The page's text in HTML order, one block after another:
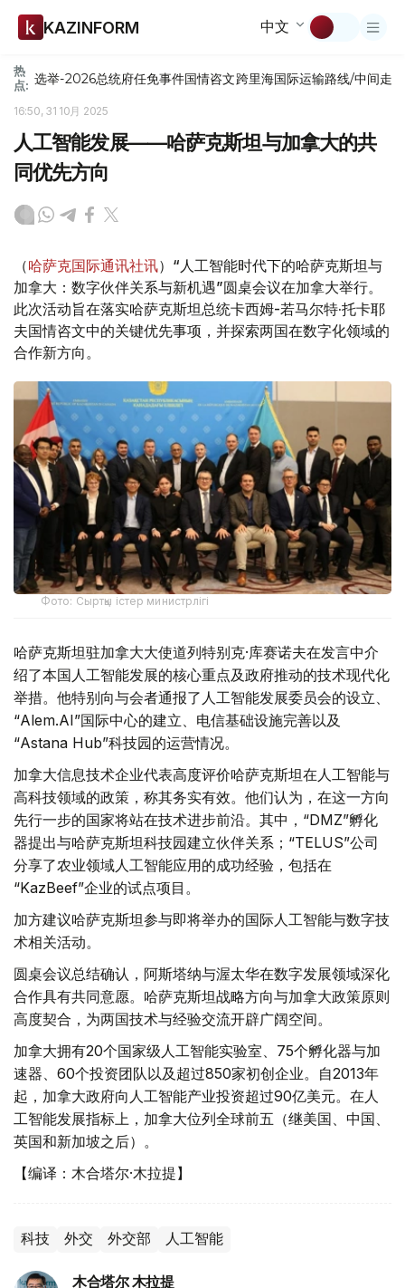
KAZINFORM 中文
热
点: 选举-2026总统府任免事件国情咨文跨里海国际运输路线/中间走廊
16:50, 31 10月 2025
人工智能发展——哈萨克斯坦与加拿大的共
同优先方向
（哈萨克国际通讯社讯）“人工智能时代下的哈萨克斯坦与
加拿大：数字伙伴关系与新机遇”圆桌会议在加拿大举行。
此次活动旨在落实哈萨克斯坦总统卡西姆-若马尔特·托卡耶
夫国情咨文中的关键优先事项，并探索两国在数字化领域的
合作新方向。
Фото: Сыртқы істер министрлігі
哈萨克斯坦驻加拿大大使道列特别克·库赛诺夫在发言中介
绍了本国人工智能发展的核心重点及政府推动的技术现代化
举措。他特别向与会者通报了人工智能发展委员会的设立、
“Alem.AI”国际中心的建立、电信基础设施完善以及
“Astana Hub”科技园的运营情况。
加拿大信息技术企业代表高度评价哈萨克斯坦在人工智能与
高科技领域的政策，称其务实有效。他们认为，在这一方向
先行一步的国家将站在技术进步前沿。其中，“DMZ”孵化
器提出与哈萨克斯坦科技园建立伙伴关系；“TELUS”公司
分享了农业领域人工智能应用的成功经验，包括在
“KazBeef”企业的试点项目。
加方建议哈萨克斯坦参与即将举办的国际人工智能与数字技
术相关活动。
圆桌会议总结确认，阿斯塔纳与渥太华在数字发展领域深化
合作具有共同意愿。哈萨克斯坦战略方向与加拿大政策原则
高度契合，为两国技术与经验交流开辟广阔空间。
加拿大拥有20个国家级人工智能实验室、75个孵化器与加
速器、60个投资团队以及超过850家初创企业。自2013年
起，加拿大政府向人工智能产业投资超过90亿美元。在人
工智能发展指标上，加拿大位列全球前五（继美国、中国、
英国和新加坡之后）。
【编译：木合塔尔·木拉提】
科技 外交 外交部 人工智能
木合塔尔 木拉提